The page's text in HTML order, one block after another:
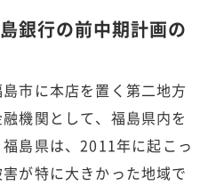
銀行の前中期計画の
市に本店を置く第二地方
機関として、福島県内を
島県は、2011年に起こっ
が特に大きかった地域で